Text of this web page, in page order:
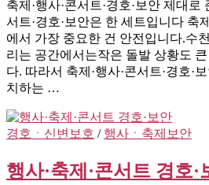
축제·행사·콘서트·경호·보안 제대로
서트·경호·보안은 한 세트입니다 축
에서 가장 중요한 건 안전입니다.수
리는 공간에서는작은 돌발 상황도
다. 따라서 축제·행사·콘서트·경호·
치하는 …
경호ㆍ신변보호 / 행사ㆍ축제보안
행사·축제·콘서트 경호